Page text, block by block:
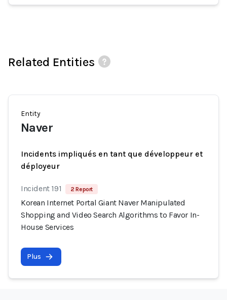
Related Entities
Entity
Naver
Incidents impliqués en tant que développeur et
déployeur
Incident 191 2 Report
Korean Internet Portal Giant Naver Manipulated
Shopping and Video Search Algorithms to Favor In-
House Services
Plus